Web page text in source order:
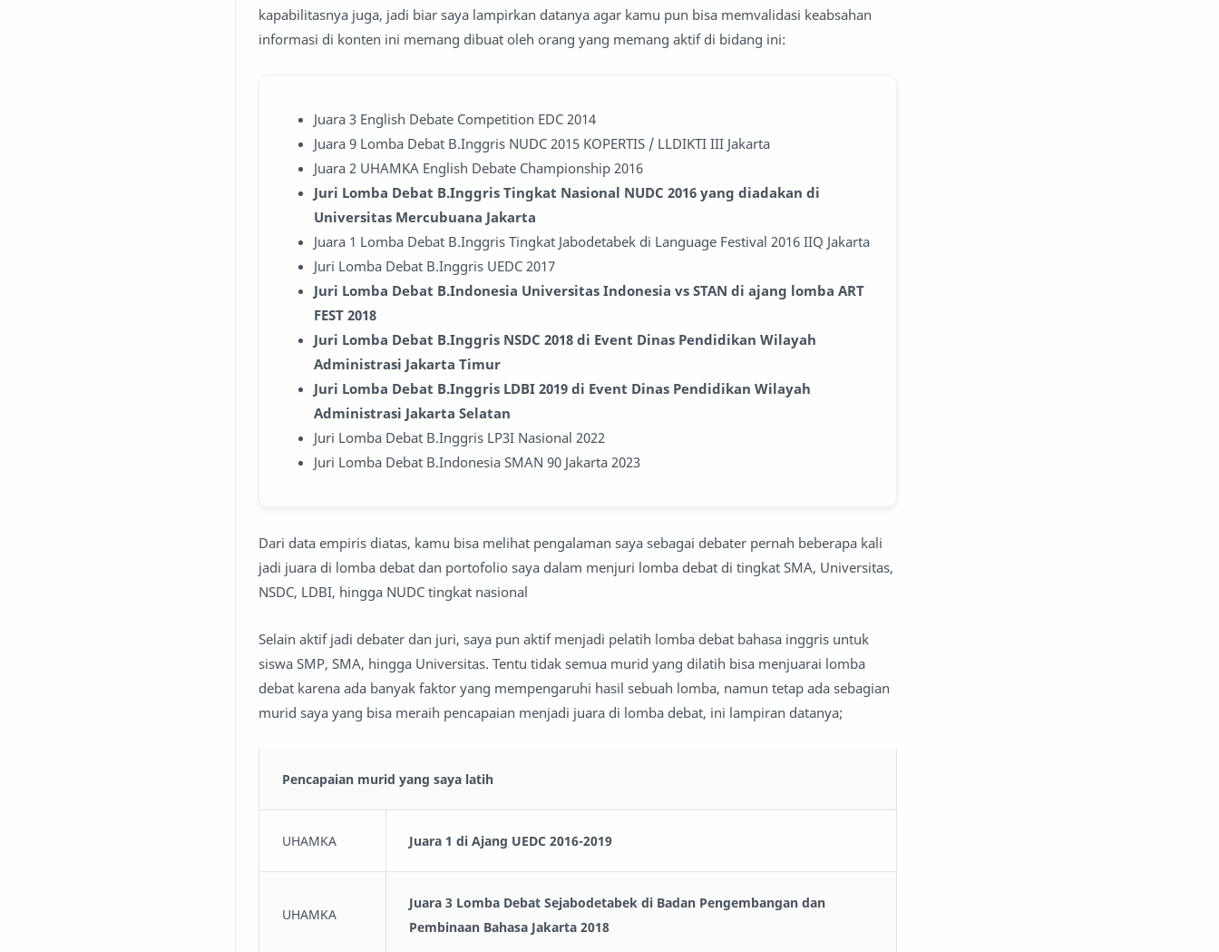
kapabilitasnya juga, jadi biar saya lampirkan datanya agar kamu pun bisa memvalidasi keabsahan
informasi di konten ini memang dibuat oleh orang yang memang aktif di bidang ini:
Juara 3 English Debate Competition EDC 2014
Juara 9 Lomba Debat B.Inggris NUDC 2015 KOPERTIS / LLDIKTI III Jakarta
Juara 2 UHAMKA English Debate Championship 2016
Juri Lomba Debat B.Inggris Tingkat Nasional NUDC 2016 yang diadakan di
Universitas Mercubuana Jakarta
Juara 1 Lomba Debat B.Inggris Tingkat Jabodetabek di Language Festival 2016 IIQ Jakarta
Juri Lomba Debat B.Inggris UEDC 2017
Juri Lomba Debat B.Indonesia Universitas Indonesia vs STAN di ajang lomba ART
FEST 2018
Juri Lomba Debat B.Inggris NSDC 2018 di Event Dinas Pendidikan Wilayah
Administrasi Jakarta Timur
Juri Lomba Debat B.Inggris LDBI 2019 di Event Dinas Pendidikan Wilayah
Administrasi Jakarta Selatan
Juri Lomba Debat B.Inggris LP3I Nasional 2022
Juri Lomba Debat B.Indonesia SMAN 90 Jakarta 2023
Dari data empiris diatas, kamu bisa melihat pengalaman saya sebagai debater pernah beberapa kali
jadi juara di lomba debat dan portofolio saya dalam menjuri lomba debat di tingkat SMA, Universitas,
NSDC, LDBI, hingga NUDC tingkat nasional
Selain aktif jadi debater dan juri, saya pun aktif menjadi pelatih lomba debat bahasa inggris untuk
siswa SMP, SMA, hingga Universitas. Tentu tidak semua murid yang dilatih bisa menjuarai lomba
debat karena ada banyak faktor yang mempengaruhi hasil sebuah lomba, namun tetap ada sebagian
murid saya yang bisa meraih pencapaian menjadi juara di lomba debat, ini lampiran datanya;
Pencapaian murid yang saya latih
UHAMKA Juara 1 di Ajang UEDC 2016-2019
UHAMKA
Juara 3 Lomba Debat Sejabodetabek di Badan Pengembangan dan
Pembinaan Bahasa Jakarta 2018